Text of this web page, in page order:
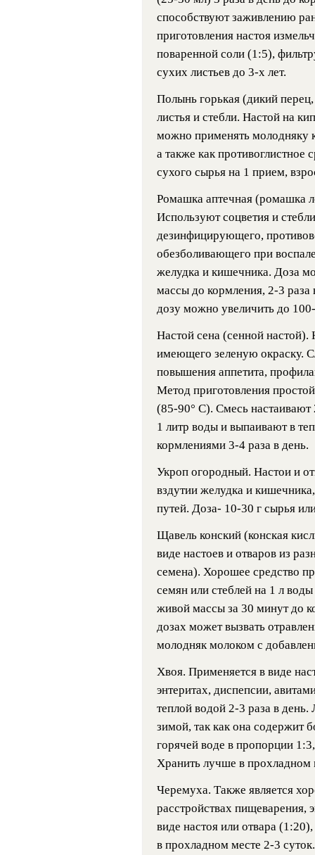
способствуют заживлению
при­готовления настоя
поваренной соли (1:5),
сухих листьев до 3-х лет.
Полынь горькая (дикий
листья и стебли. Настой на
можно применять молодняку
а также как противоглистное
сухого сырья на 1 прием,
Ромашка аптечная (ромашка
Используют соцветия и
дезинфицирующего,
обезболивающего при
желудка и кишечника. Доза
массы до кормления, 2-3 раза
дозу можно увеличить до
Настой сена (сенной настой).
имеющего зеленую окраску.
повышения аппетита,
Метод приготовления
(85-90° С). Смесь настаивают
1 литр воды и выпаивают в
кормлениями 3-4 раза в день.
Укроп огородный. Настои и
вздутии желудка и
путей. Доза- 10-30 г сырья
Щавель конский (конская
виде настоев и отваров из
семена). Хорошее средство
семян или стеблей на 1 л
живой массы за 30 минут до
дозах может вызвать
молодняк молоком с
Хвоя. Применяется в виде
энтеритах, диспепсии,
теплой водой 2-3 раза в
зимой, так как она содержит
горячей воде в пропорции
Хранить лучше в прохладном
Черемуха. Также является
расстройствах пищеварения,
виде настоя или отвара
в прохладном месте 2-3 суток.